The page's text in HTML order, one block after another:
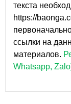
текста
https://
ссылки на
материалов.
Whatsapp,